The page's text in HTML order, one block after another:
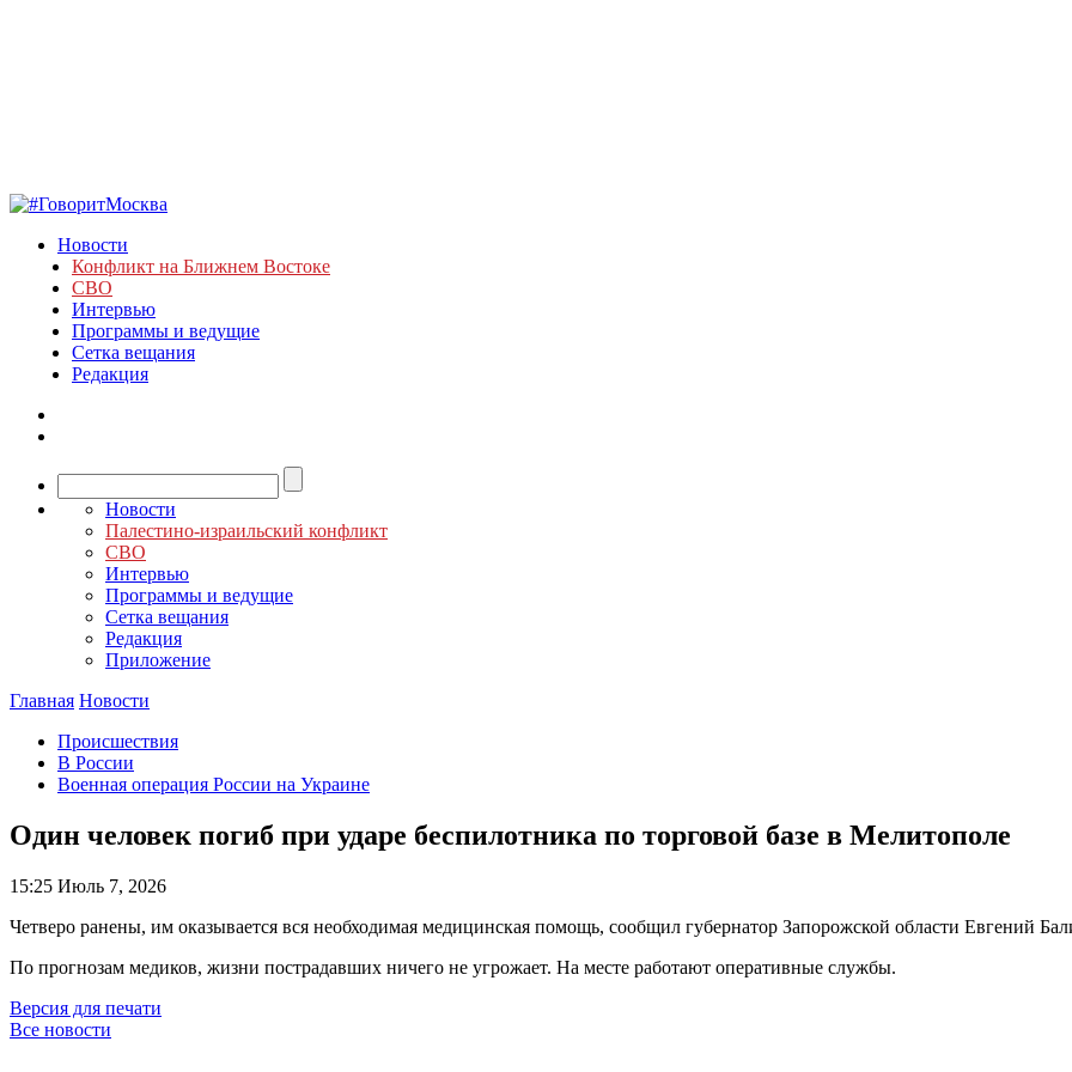
Новости
Конфликт на Ближнем Востоке
СВО
Интервью
Программы и ведущие
Сетка вещания
Редакция
Новости
Палестино-израильский конфликт
СВО
Интервью
Программы и ведущие
Сетка вещания
Редакция
Приложение
Главная Новости
Происшествия
В России
Военная операция России на Украине
Один человек погиб при ударе беспилотника по торговой базе в Мелитополе
15:25 Июль 7, 2026
Четверо ранены, им оказывается вся необходимая медицинская помощь, сообщил губернатор Запорожской области Евгений
По прогнозам медиков, жизни пострадавших ничего не угрожает. На месте работают оперативные службы.
Версия для печати
Все новости